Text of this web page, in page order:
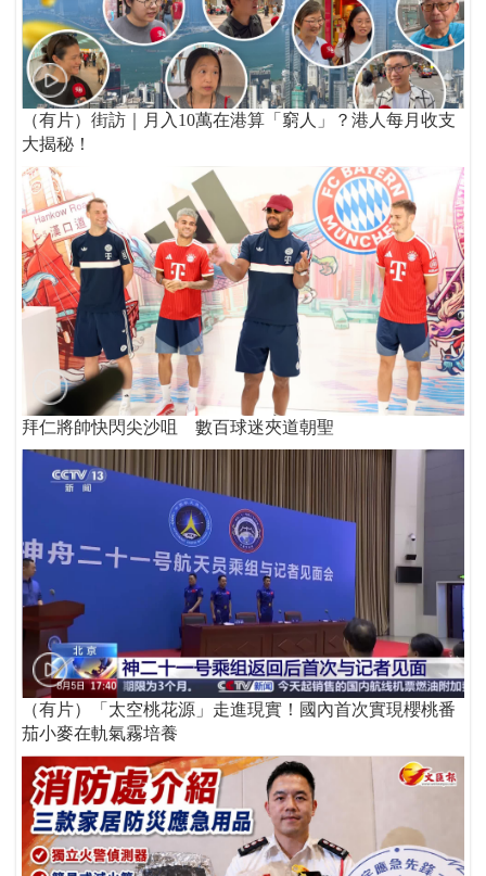
（有片）街訪｜月入10萬在港算「窮人」？港人每月收支
大揭秘！
拜仁將帥快閃尖沙咀 數百球迷夾道朝聖
（有片）「太空桃花源」走進現實！國內首次實現櫻桃番
茄小麥在軌氣霧培養